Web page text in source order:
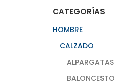
CATEGORÍAS
HOMBRE
CALZADO
ALPARGATAS
BALONCESTO